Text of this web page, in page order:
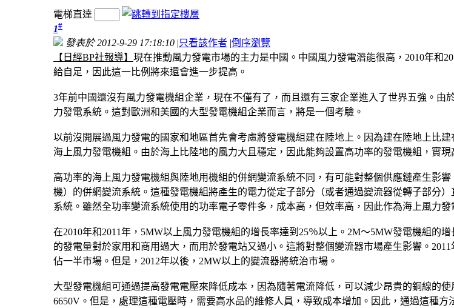
電梯直達
1#
發表於 2012-9-29 17:18:10 |只看該作者 |倒序瀏覽
【日經BP社報導】 現在推動風力發電市場的主力是中國。中國風力發電潛能很高，2010年和
給自足，因此這一比例將來還會進一步提高。
3年前中國還沒有風力發電機組企業，現在不僅有了，而且還有三家企業進入了世界五強。
力發電系統。這對歐洲和美國的大型發電機組企業而言，將是一個考驗。
以前沒開展過風力發電的國家和地區首先會考慮將發電機組建在陸地上。因為建在陸地上比
海上風力發電機組。由於海上比陸地的風力大且穩定，因此能夠設置高功率的發電機組，實
高功率的海上風力發電機組與陸地用機組的併網變流系統不同，有可能對整個供應鏈產生影
機）的併網變流系統。這種發電機組將產生的電力從定子部分（或者通過變流器從轉子部分
系統。雖然全功率變流系統使用的功率電子零件多，成本高，但效率高，因此作為海上風力發
在2010年和2011年，5MW以上風力發電機組的增長率達到25％以上。2M～5MW發電機組
的發電量對於家用和商用過大，而用於發電站又過小。這將對整個變流器市場產生影響。
佔一半市場。但是，2012年以後，2MW以上的變流器將統治市場。
大型發電機組可通過提高發電電壓來降低成本，因為隨著電流降低，可以減少昂貴的銅線的
6650V。但是，處理這種電壓時，需要高水品的維修人員，導致成本增加。因此，通過這種